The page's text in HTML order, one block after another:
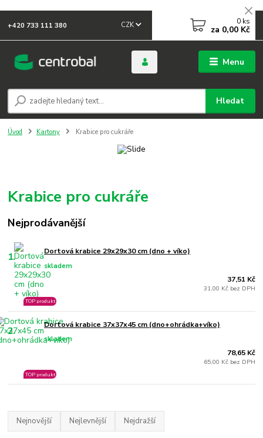
Menu
CZK
Hledat
+420 733 111 380 0 ks
za 0,00 Kč
Úvod Kartony Krabice pro cukráře
Krabice pro cukráře
Nejprodávanější
1. Dortová krabice 29x29x30 cm (dno + víko)
skladem
TOP produkt
37,51 Kč
31,00 Kč bez DPH
2. Dortová krabice 37x37x45 cm (dno+ohrádka+víko)
skladem
TOP produkt
78,65 Kč
65,00 Kč bez DPH
Nejnovější Nejlevnější Nejdražší